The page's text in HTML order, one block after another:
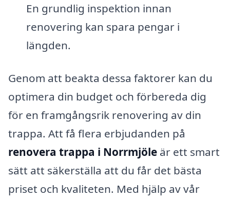
En grundlig inspektion innan
renovering kan spara pengar i
längden.
Genom att beakta dessa faktorer kan du
optimera din budget och förbereda dig
för en framgångsrik renovering av din
trappa. Att få flera erbjudanden på
renovera trappa i Norrmjöle är ett smart
sätt att säkerställa att du får det bästa
priset och kvaliteten. Med hjälp av vår